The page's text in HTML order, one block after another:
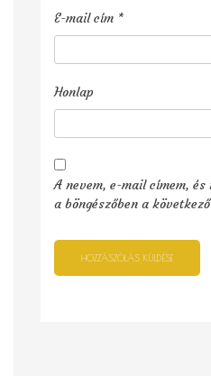
E-mail cím *
Honlap
A nevem, e-mail címem, és
a böngészőben a